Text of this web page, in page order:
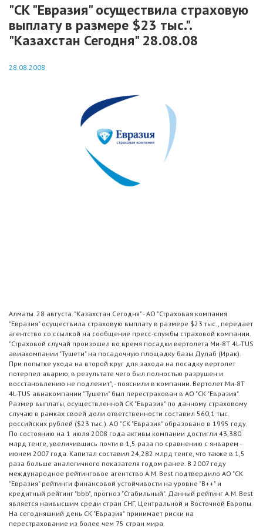
"СК "Евразия" осуществила страховую
выплату в размере $23 тыс.".
"Казахстан Сегодня" 28.08.08
28.08.2008
Алматы. 28 августа. "Казахстан Сегодня" - АО "Страховая компания
"Евразия" осуществила страховую выплату в размере $23 тыс., передает
агентство со ссылкой на сообщение пресс-службы страховой компании.
"Страховой случай произошел во время посадки вертолета Ми-8Т 4L-TUS
авиакомпании "Тушети" на посадочную площадку базы Дулаб (Ирак).
При попытке ухода на второй круг для захода на посадку вертолет
потерпел аварию, в результате чего был полностью разрушен и
восстановлению не подлежит", - пояснили в компании. Вертолет Ми-8Т
4L-TUS авиакомпании "Тушети" был перестрахован в АО "СК "Евразия".
Размер выплаты, осуществленной СК "Евразия" по данному страховому
случаю в рамках своей доли ответственности составил 560,1 тыс.
российских рублей ($23 тыс.). АО "СК "Евразия" образовано в 1995 году.
По состоянию на 1 июля 2008 года активы компании достигли 43,380
млрд тенге, увеличившись почти в 1,5 раза по сравнению с январем -
июнем 2007 года. Капитал составил 24,282 млрд тенге, что также в 1,5
раза больше аналогичного показателя годом ранее. В 2007 году
международное рейтинговое агентство A.M. Best подтвердило АО "СК
"Евразия" рейтинги финансовой устойчивости на уровне "B++" и
кредитный рейтинг "bbb", прогноз "Стабильный". Данный рейтинг A.M. Best
является наивысшим среди стран СНГ, Центральной и Восточной Европы.
На сегодняшний день СК "Евразия" принимает риски на
перестрахование из более чем 75 стран мира.